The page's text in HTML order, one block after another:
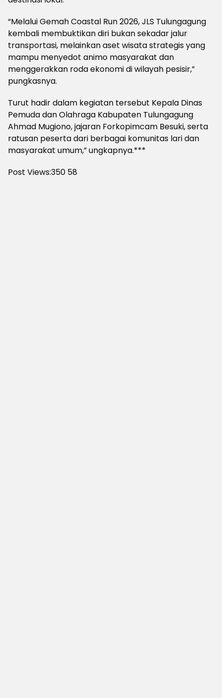
“Melalui Gemah Coastal Run 2026, JLS Tulungagung
kembali membuktikan diri bukan sekadar jalur
transportasi, melainkan aset wisata strategis yang
mampu menyedot animo masyarakat dan
menggerakkan roda ekonomi di wilayah pesisir,”
pungkasnya.
Turut hadir dalam kegiatan tersebut Kepala Dinas
Pemuda dan Olahraga Kabupaten Tulungagung
Ahmad Mugiono, jajaran Forkopimcam Besuki, serta
ratusan peserta dari berbagai komunitas lari dan
masyarakat umum,” ungkapnya.***
Post Views:350 58